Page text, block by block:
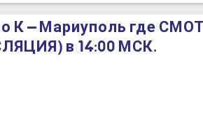
К – Мариуполь где
в 14:00 МСК.